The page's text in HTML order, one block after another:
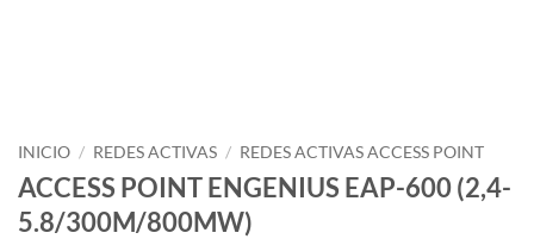
INICIO / REDES ACTIVAS / REDES ACTIVAS ACCESS POINT
ACCESS POINT ENGENIUS EAP-600 (2,4-
5.8/300M/800MW)